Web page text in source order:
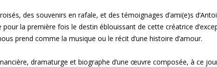
des souvenirs en rafale, et des témoignages d’ami(e)s
pour la première fois le destin éblouissant de cette créatrice
prend comme la musique ou le récit d’une histoire d’amour.
dramaturge et biographe d’une œuvre composée, à ce